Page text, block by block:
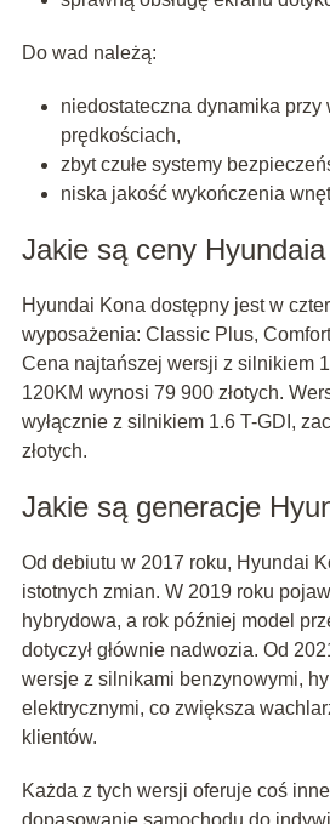
Do wad należą:
niedostateczna dynamika przy
prędkościach,
zbyt czułe systemy
niska jakość wykończenia
Jakie są ceny
Hyundai Kona dostępny jest w
wyposażenia: Classic Plus,
Cena najtańszej wersji z silnikiem
120KM wynosi 79 900 złotych.
wyłącznie z silnikiem 1.6 T-GDI,
złotych.
Jakie są generacje
Od debiutu w 2017 roku, Hyundai
istotnych zmian. W 2019 roku
hybrydowa, a rok później model
dotyczył głównie nadwozia. Od
wersje z silnikami benzynowymi,
elektrycznymi, co zwiększa
klientów.
Każda z tych wersji oferuje coś